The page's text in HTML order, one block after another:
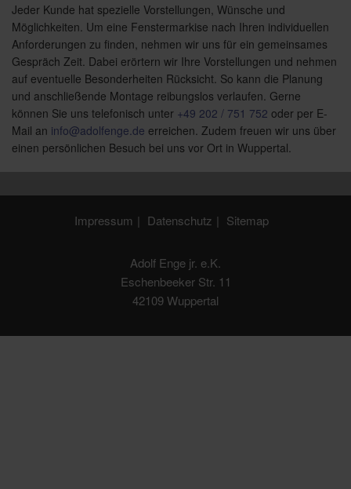
Jeder Kunde hat spezielle Vorstellungen, Wünsche und
Möglichkeiten. Um eine Fenstermarkise nach Ihren individuellen
Anforderungen zu finden, nehmen wir uns für ein gemeinsames
Gespräch Zeit. Dabei erörtern wir Ihre Vorstellungen und nehmen
auf eventuelle Besonderheiten Rücksicht. So kann die Planung
und anschließende Montage reibungslos verlaufen. Gerne
können Sie uns telefonisch unter +49 202 / 751 752 oder per E-
Mail an info@adolfenge.de erreichen. Zudem freuen wir uns über
einen persönlichen Besuch bei uns vor Ort in Wuppertal.
Impressum Datenschutz Sitemap
Adolf Enge jr. e.K.
Eschenbeeker Str. 11
42109 Wuppertal